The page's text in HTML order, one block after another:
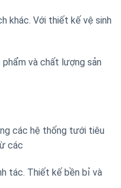
khác. Với thiết kế vệ sinh
và chất lượng sản
các hệ thống tưới tiêu
các
tác. Thiết kế bền bỉ và